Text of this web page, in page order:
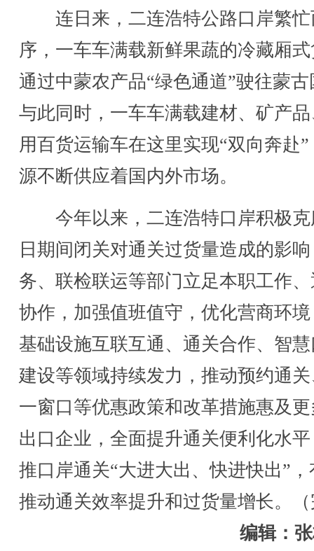
连日来，二连浩特公路口岸繁忙
序，一车车满载新鲜果蔬的冷藏厢
通过中蒙农产品“绿色通道”驶往蒙古
与此同时，一车车满载建材、矿产
用百货运输车在这里实现“双向奔赴”
源不断供应着国内外市场。
今年以来，二连浩特口岸积极克
日期间闭关对通关过货量造成的影
务、联检联运等部门立足本职工作
协作，加强值班值守，优化营商环
基础设施互联互通、通关合作、智
建设等领域持续发力，推动预约通
一窗口等优惠政策和改革措施惠及
出口企业，全面提升通关便利化水
推口岸通关“大进大出、快进快出”，
推动通关效率提升和过货量增长。
编辑：